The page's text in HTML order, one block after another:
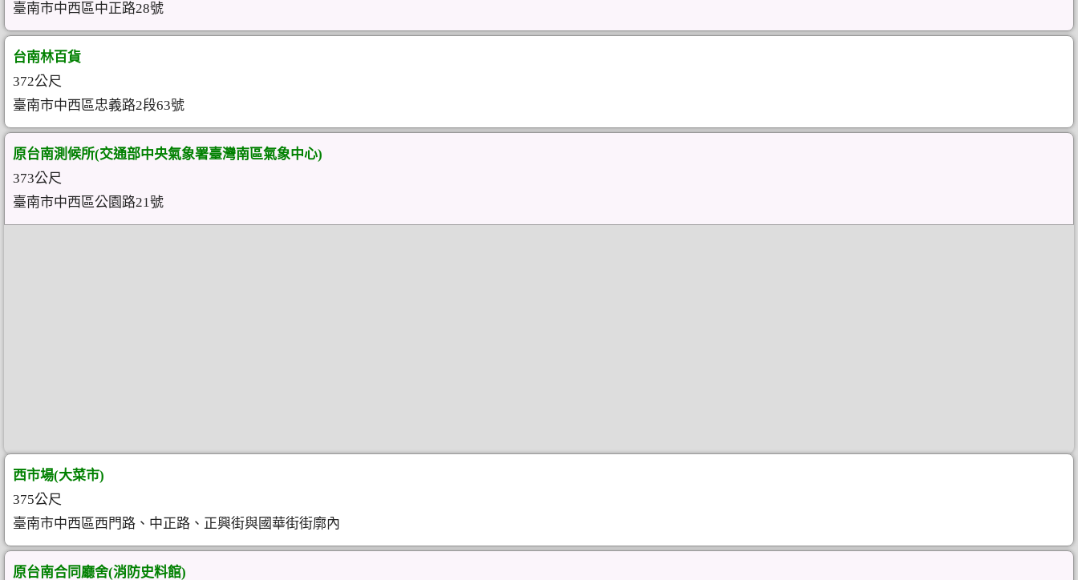
臺南市中西區中正路28號
台南林百貨
372公尺
臺南市中西區忠義路2段63號
原台南測候所(交通部中央氣象署臺灣南區氣象中心)
373公尺
臺南市中西區公園路21號
西市場(大菜市)
375公尺
臺南市中西區西門路、中正路、正興街與國華街街廓內
原台南合同廳舍(消防史料館)